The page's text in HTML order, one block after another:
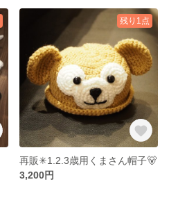
残り1点
再販✳︎1.2.3歳用くまさん帽子🐻
3,200円